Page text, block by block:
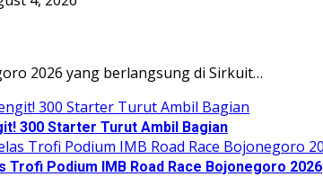
2026 yang berlangsung di Sirkuit…
300 Starter Turut Ambil Bagian
Podium IMB Road Race Bojonegoro 2026